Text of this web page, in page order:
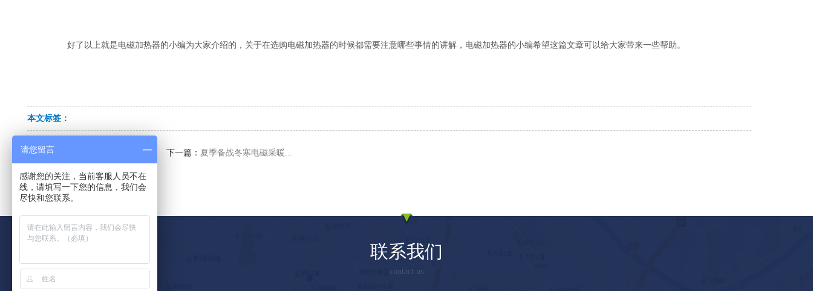
好了以上就是电磁加热器的小编为大家介绍的，关于在选购电磁加热器的时候都需要注意哪些事情的讲解，电磁加热器的小编希望这篇文章可以给大家带来一些帮助。
本文标签：
上一篇： 下一篇： 夏季备战冬寒电磁采暖...
联系我们
contact us
请您留言
感谢您的关注，当前客服人员不在
线，请填写一下您的信息，我们会
尽快和您联系。